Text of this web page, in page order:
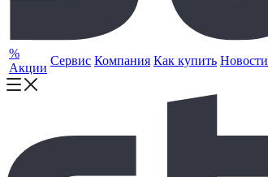
%
Акции
Сервис Компания Как купить Новости